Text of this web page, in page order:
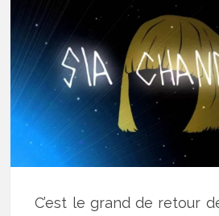
C’est le grand de retour